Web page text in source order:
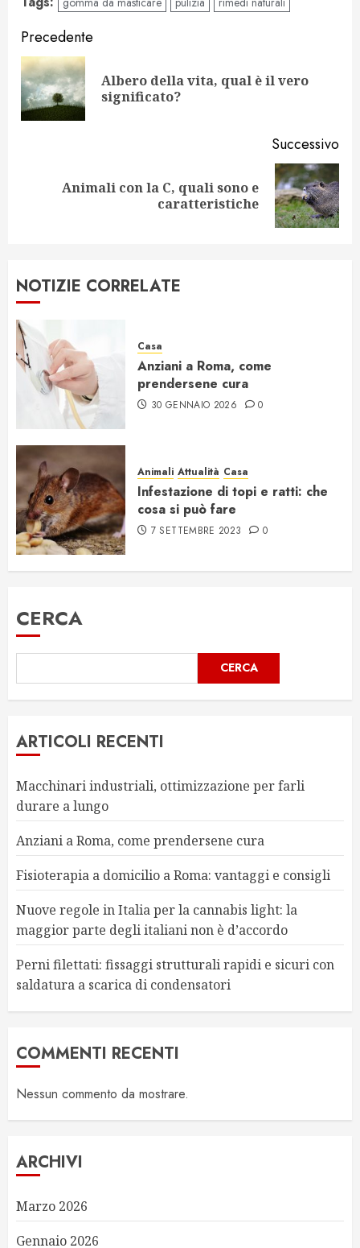
Navigazione
articolo
Precedente
Albero della vita, qual è il vero
significato?
Successivo
ArticoloAnimali con la C, quali sono e
caratteristiche
NOTIZIE CORRELATE
Casa
Anziani a Roma, come
prendersene cura
30 GENNAIO 2026 0
Animali Attualità Casa
Infestazione di topi e ratti: che
cosa si può fare
7 SETTEMBRE 2023 0
CERCA
CERCA
ARTICOLI RECENTI
Macchinari industriali, ottimizzazione per farli
durare a lungo
Anziani a Roma, come prendersene cura
Fisioterapia a domicilio a Roma: vantaggi e consigli
Nuove regole in Italia per la cannabis light: la
maggior parte degli italiani non è d’accordo
Perni filettati: fissaggi strutturali rapidi e sicuri con
saldatura a scarica di condensatori
COMMENTI RECENTI
Nessun commento da mostrare.
ARCHIVI
Marzo 2026
Gennaio 2026